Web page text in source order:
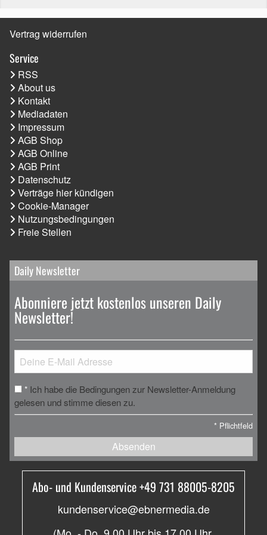
Vertrag widerrufen
Service
RSS
About us
Kontakt
Mediadaten
Impressum
AGB Shop
AGB Online
AGB Print
Datenschutz
Verträge hier kündigen
Cookie-Manager
Nutzungsbedingungen
Freie Stellen
Daily Newsletter
Abonniere jetzt kostenlos unseren Daily
Newsletter!
* Ich habe die Bedingungen zur Newsletter-Anmeldung
gelesen und stimme diesen zu.
* Pflichtfeld
Absenden
Abo- und Kundenservice +49 731 88005-8205
kundenservice@ebnermedia.de